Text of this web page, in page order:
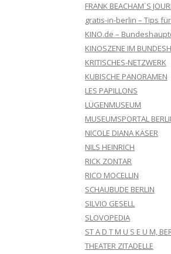
FRANK BEACHAM´S
gratis-in-berlin – Tips
KINO.de –
KINOSZENE IM
KRITISCHES-NETZWERK
KUBISCHE PANORAMEN
LES PAPILLONS
LÜGENMUSEUM
MUSEUMSPORTAL
NICOLE DIANA KÄSER
NILS HEINRICH
RICK ZONTAR
RICO MOCELLIN
SCHAUBUDE BERLIN
SILVIO GESELL
SLOVOPEDIA
ST A D T M U S E U M,
THEATER ZITADELLE